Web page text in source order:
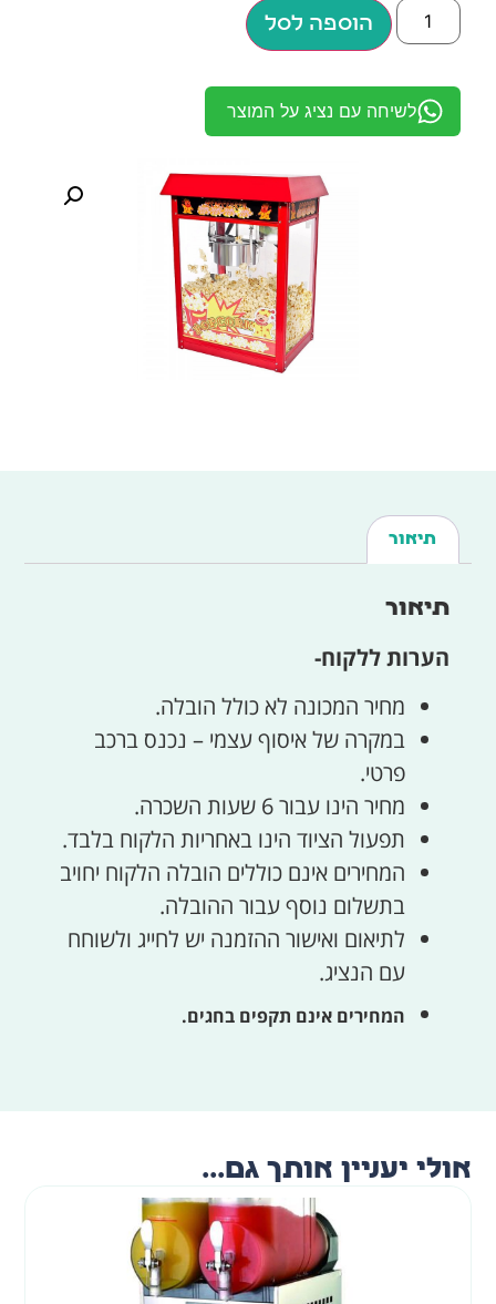
הוספה לסל
לשיחה עם נציג על המוצר
תיאור
תיאור
הערות ללקוח-
מחיר המכונה לא כולל הובלה.
במקרה של איסוף עצמי – נכנס ברכב
פרטי.
מחיר הינו עבור 6 שעות השכרה.
תפעול הציוד הינו באחריות הלקוח בלבד.
המחירים אינם כוללים הובלה הלקוח יחויב
בתשלום נוסף עבור ההובלה.
לתיאום ואישור ההזמנה יש לחייג ולשוחח
עם הנציג.
המחירים אינם תקפים בחגים.
אולי יעניין אותך גם...